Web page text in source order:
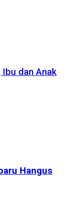
dan Anak
Hangus